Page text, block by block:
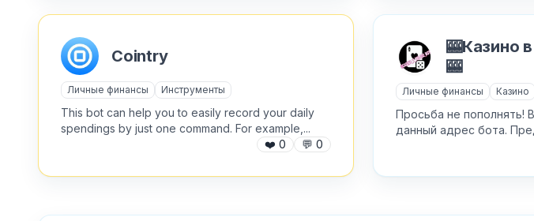
Активности для чата
Аниме и манга
Анонимные вопросы
Авторизуйтесь, чтобы
добавить бота в каталог
Телеграм
Cointry
Личные финансы Инструменты
This bot can help you to easily record your daily
spendings by just one command. For example,...
❤️ 0 💬 0
🎰Казино
🎰
Личные финансы Казино
Просьба не пополнять!
данный адрес бота.